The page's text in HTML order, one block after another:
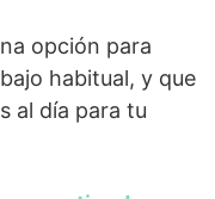
opción para
habitual, y que
al día para tu